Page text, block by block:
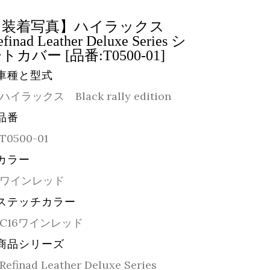
着写真】ハイラックス
Leather Deluxe Series シ
カバー [品番:T0500-01]
種と型式
ハイラックス Black rally edition
番
T0500-01
ラー
ワインレッド
テッチカラー
C16ワインレッド
品シリーズ
Refinad Leather Deluxe Series